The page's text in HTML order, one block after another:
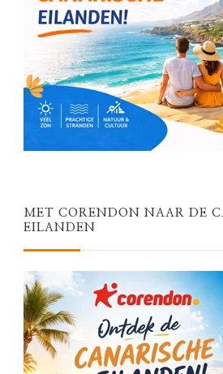
MET CORENDON NAAR DE
EILANDEN